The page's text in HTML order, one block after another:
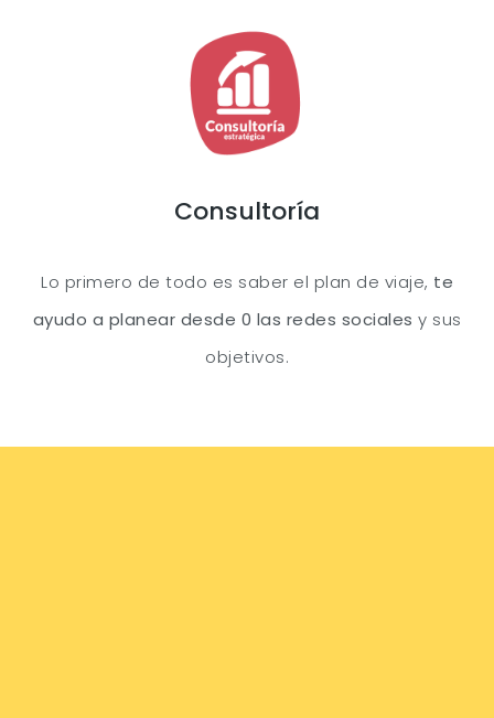
Consultoría
Lo primero de todo es saber el plan de viaje, te
ayudo a planear desde 0 las redes sociales y sus
objetivos.